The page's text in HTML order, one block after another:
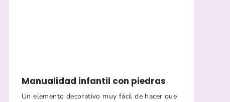
Manualidad infantil con piedras
Un elemento decorativo muy fácil de hacer que